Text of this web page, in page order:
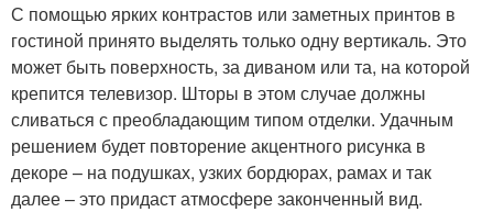
С помощью ярких контрастов или заметных принтов в
гостиной принято выделять только одну вертикаль. Это
может быть поверхность, за диваном или та, на которой
крепится телевизор. Шторы в этом случае должны
сливаться с преобладающим типом отделки. Удачным
решением будет повторение акцентного рисунка в
декоре – на подушках, узких бордюрах, рамах и так
далее – это придаст атмосфере законченный вид.